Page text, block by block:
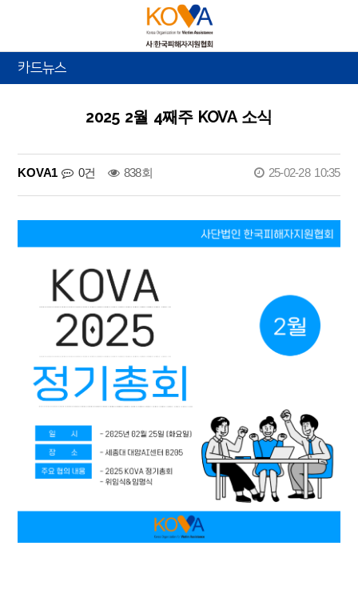
카드뉴스
2025 2월 4째주 KOVA 소식
KOVA1 0건 838회 25-02-28 10:35